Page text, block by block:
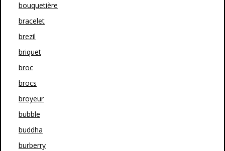
bouquetière
bracelet
brezil
briquet
broc
brocs
broyeur
bubble
buddha
burberry